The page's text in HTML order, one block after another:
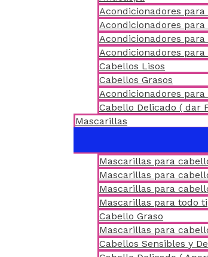
Acondicionadores
Acondicionadores para
Acondicionadores
Acondicionadores
Cabellos Lisos
Cabellos Grasos
Acondicionadores
Cabello Delicado ( dar
Mascarillas
Mascarillas para
Mascarillas para
Mascarillas para
Mascarillas para todo
Cabello Graso
Mascarillas para
Cabellos Sensibles y